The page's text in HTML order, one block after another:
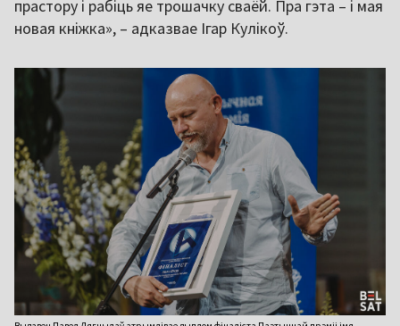
прастору і рабіць яе трошачку сваёй. Пра гэта – і мая
новая кніжка», – адказвае Ігар Кулікоў.